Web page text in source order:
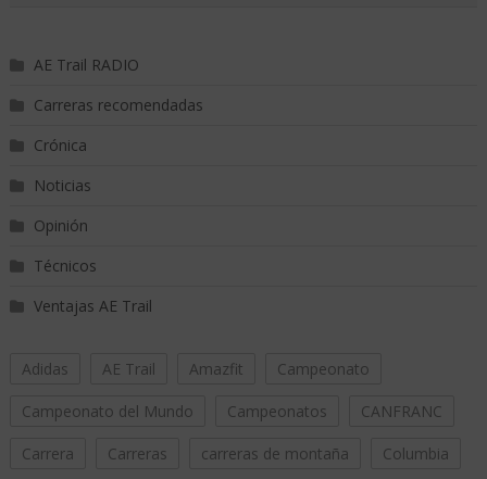
AE Trail RADIO
Carreras recomendadas
Crónica
Noticias
Opinión
Técnicos
Ventajas AE Trail
Adidas AE Trail Amazfit Campeonato
Campeonato del Mundo Campeonatos CANFRANC
Carrera Carreras carreras de montaña Columbia